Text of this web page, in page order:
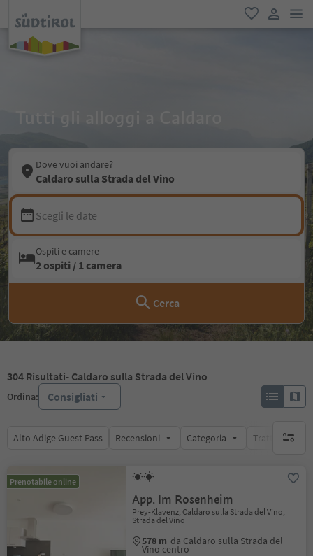
favoriti
user link
Dove vuoi andare?
Caldaro sulla Strada del Vino
Scegli le date
Ospiti e camere
2 ospiti / 1 camera
Cerca
304 Risultati- Caldaro sulla Strada del Vino
Ordina: Consigliati
Alto Adige Guest Pass Recensioni Categoria Trattamento
Prenotabile online
App. Im Rosenheim
Prey-Klavenz, Caldaro sulla Strada del Vino,
Strada del Vino
578 m da Caldaro sulla Strada del
Vino centro